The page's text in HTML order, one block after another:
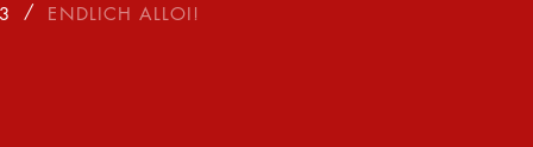
ENDLICH ALLOI!